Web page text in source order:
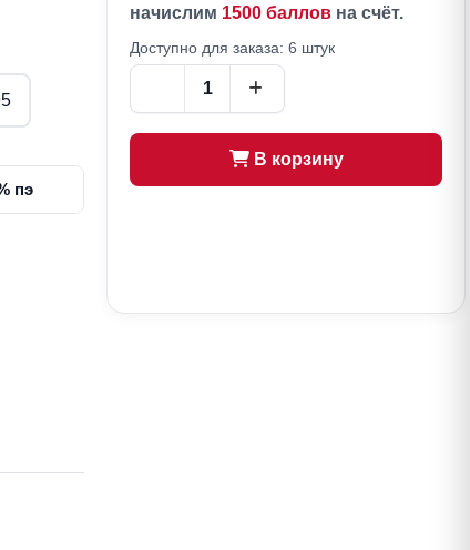
пэ
начислим 1500 баллов на счёт.
Доступно для заказа: 6 штук
В корзину